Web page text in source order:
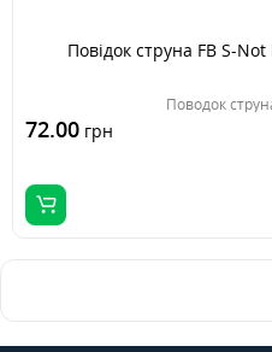
Повідок струна FB S-
Поводок
72.00 грн